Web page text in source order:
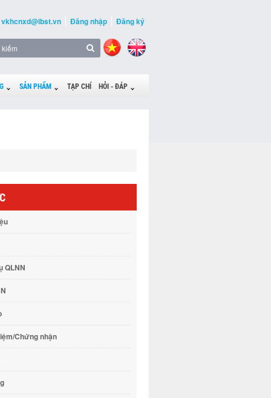
vkhcnxd@ibst.vn Đăng nhập Đăng ký
SẢN PHẨM TẠP CHÍ HỎI - ĐÁP
QLNN
Chứng nhận